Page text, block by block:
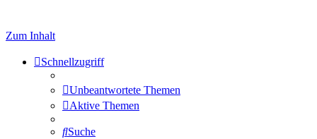
Zum Inhalt
Schnellzugriff
Unbeantwortete Themen
Aktive Themen
Suche